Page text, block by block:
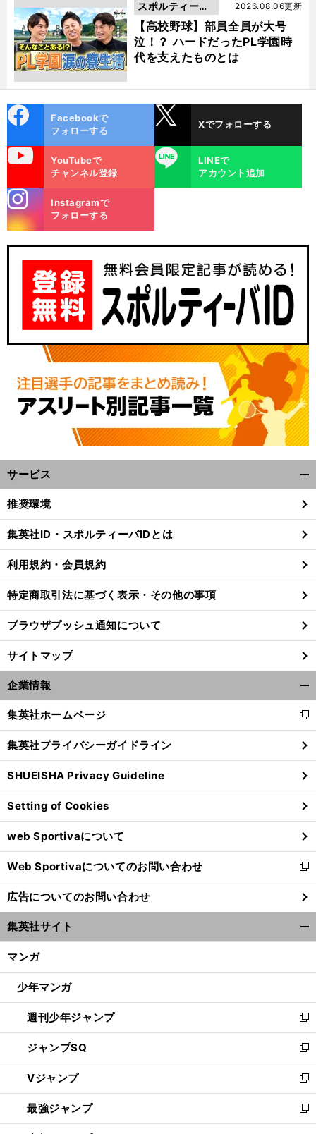
【高校野球】部員全員が大号
泣！？ ハードだったPL学園時
代を支えたものとは
2026.08.06更新
スポルティーバ
動画
ok
Facebookで
フォローする
Xでフォローする
YouTubeで
チャンネル登録
LINE
LINEで
アカウント追加
m
Instagramで
フォローする
サービス
閉
る
推奨環境
集英社ID・スポルティーバIDとは
利用規約・会員規約
特定商取引法に基づく表示・その他の事項
ブラウザプッシュ通知について
サイトマップ
企業情報
閉
る
集英社ホームページ
新
し
い
ウ
ィ
ン
ド
ウ
で
開
く
集英社プライバシーガイドライン
SHUEISHA Privacy Guideline
Setting of Cookies
web Sportivaについて
Web Sportivaについてのお問い合わせ
新
し
い
ウ
ィ
ン
ウ
開
く
広告についてのお問い合わせ
集英社サイト
マンガ
少年マンガ
週刊少年ジャンプ
新
し
い
ウ
ィ
ン
ド
ウ
ジャンプSQ
新
し
い
ウ
ィ
ン
Vジャンプ
新
し
い
ウ
最強ジャンプ
新
し